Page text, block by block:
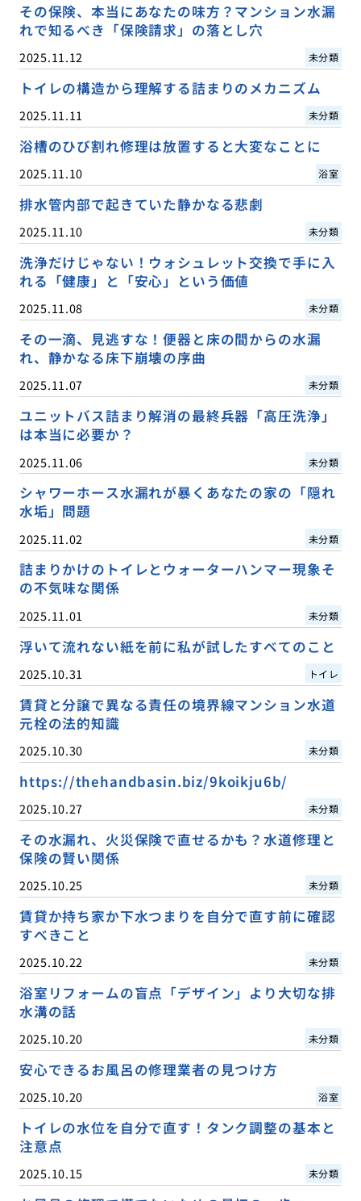
その保険、本当にあなたの味方？マンション水漏
れで知るべき「保険請求」の落とし穴
2025.11.12 未分類
トイレの構造から理解する詰まりのメカニズム
2025.11.11 未分類
浴槽のひび割れ修理は放置すると大変なことに
2025.11.10 浴室
排水管内部で起きていた静かなる悲劇
2025.11.10 未分類
洗浄だけじゃない！ウォシュレット交換で手に入
れる「健康」と「安心」という価値
2025.11.08 未分類
その一滴、見逃すな！便器と床の間からの水漏
れ、静かなる床下崩壊の序曲
2025.11.07 未分類
ユニットバス詰まり解消の最終兵器「高圧洗浄」
は本当に必要か？
2025.11.06 未分類
シャワーホース水漏れが暴くあなたの家の「隠れ
水垢」問題
2025.11.02 未分類
詰まりかけのトイレとウォーターハンマー現象そ
の不気味な関係
2025.11.01 未分類
浮いて流れない紙を前に私が試したすべてのこと
2025.10.31 トイレ
賃貸と分譲で異なる責任の境界線マンション水道
元栓の法的知識
2025.10.30 未分類
https://thehandbasin.biz/9koikju6b/
2025.10.27 未分類
その水漏れ、火災保険で直せるかも？水道修理と
保険の賢い関係
2025.10.25 未分類
賃貸か持ち家か下水つまりを自分で直す前に確認
すべきこと
2025.10.22 未分類
浴室リフォームの盲点「デザイン」より大切な排
水溝の話
2025.10.20 未分類
安心できるお風呂の修理業者の見つけ方
2025.10.20 浴室
トイレの水位を自分で直す！タンク調整の基本と
注意点
2025.10.15 未分類